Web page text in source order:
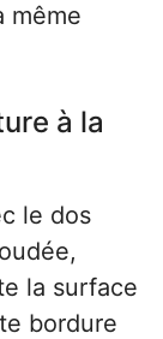
même
à la
le dos
la surface
bordure